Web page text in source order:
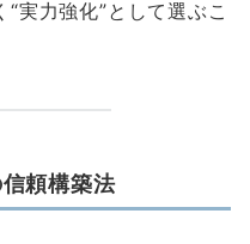
実力強化”として選ぶこ
頼構築法